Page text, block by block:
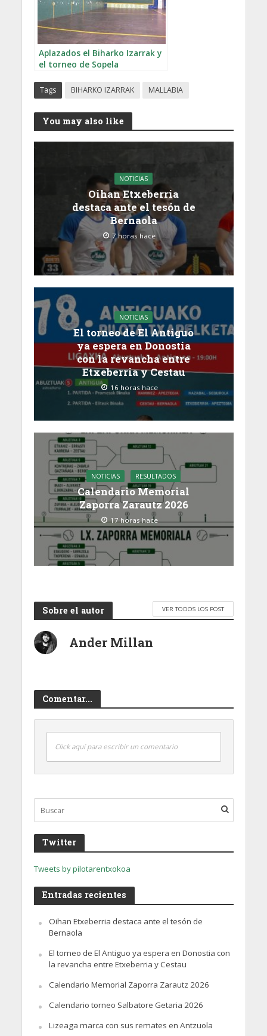
Aplazados el Biharko Izarrak y
el torneo de Sopela
Tags BIHARKO IZARRAK MALLABIA
You may also like
NOTICIAS
Oihan Etxeberria
destaca ante el tesón de
Bernaola
7 horas hace
NOTICIAS
El torneo de El Antiguo
ya espera en Donostia
con la revancha entre
Etxeberria y Cestau
16 horas hace
NOTICIAS RESULTADOS
Calendario Memorial
Zaporra Zarautz 2026
17 horas hace
Sobre el autor VER TODOS LOS POST
Ander Millan
Comentar...
Click aquí para escribir un comentario
Twitter
Tweets by pilotarentxokoa
Entradas recientes
Oihan Etxeberria destaca ante el tesón de
Bernaola
El torneo de El Antiguo ya espera en Donostia con
la revancha entre Etxeberria y Cestau
Calendario Memorial Zaporra Zarautz 2026
Calendario torneo Salbatore Getaria 2026
Lizeaga marca con sus remates en Antzuola